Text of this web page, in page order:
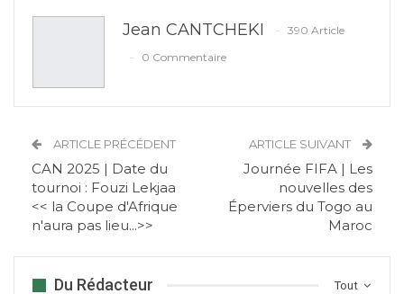
Jean CANTCHEKI
390 Article
0 Commentaire
ARTICLE PRÉCÉDENT
CAN 2025 | Date du
tournoi : Fouzi Lekjaa
<< la Coupe d'Afrique
n'aura pas lieu...>>
ARTICLE SUIVANT
Journée FIFA | Les
nouvelles des
Éperviers du Togo au
Maroc
Tout
Du Rédacteur